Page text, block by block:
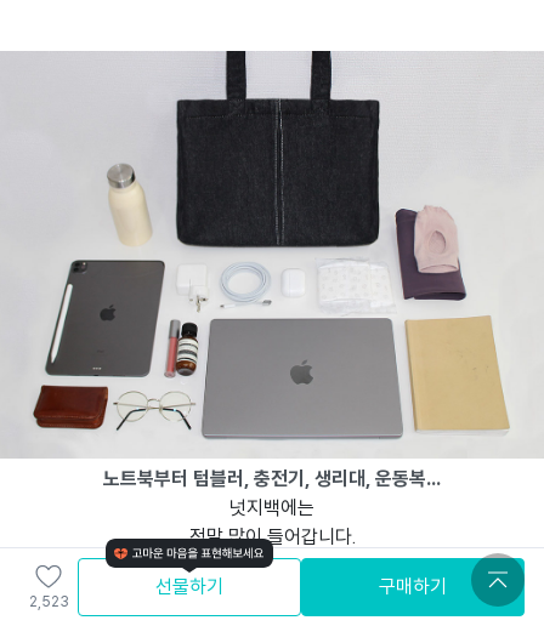
노트북부터 텀블러, 충전기, 생리대, 운동복...
넛지백에는
정말 많이 들어갑니다.
그런데, 진짜 중요한 건
2,523
선물하기 구매하기